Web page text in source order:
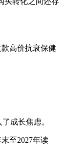
高价抗衰保健
成长焦虑。
至2027年读